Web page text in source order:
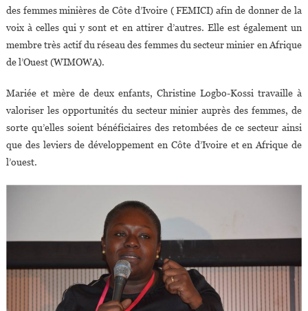
des femmes minières de Côte d’Ivoire ( FEMICI) afin de donner de la
voix à celles qui y sont et en attirer d’autres. Elle est également un
membre très actif du réseau des femmes du secteur minier en Afrique
de l’Ouest (WIMOWA).
Mariée et mère de deux enfants, Christine Logbo-Kossi travaille à
valoriser les opportunités du secteur minier auprès des femmes, de
sorte qu’elles soient bénéficiaires des retombées de ce secteur ainsi
que des leviers de développement en Côte d’Ivoire et en Afrique de
l’ouest.